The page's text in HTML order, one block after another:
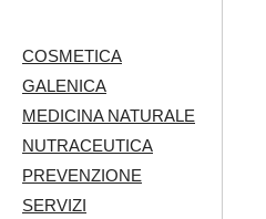
COSMETICA
GALENICA
MEDICINA NATURALE
NUTRACEUTICA
PREVENZIONE
SERVIZI